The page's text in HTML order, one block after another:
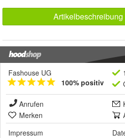
Fashouse UG
100% positiv
Anrufen
Merken
Impressum